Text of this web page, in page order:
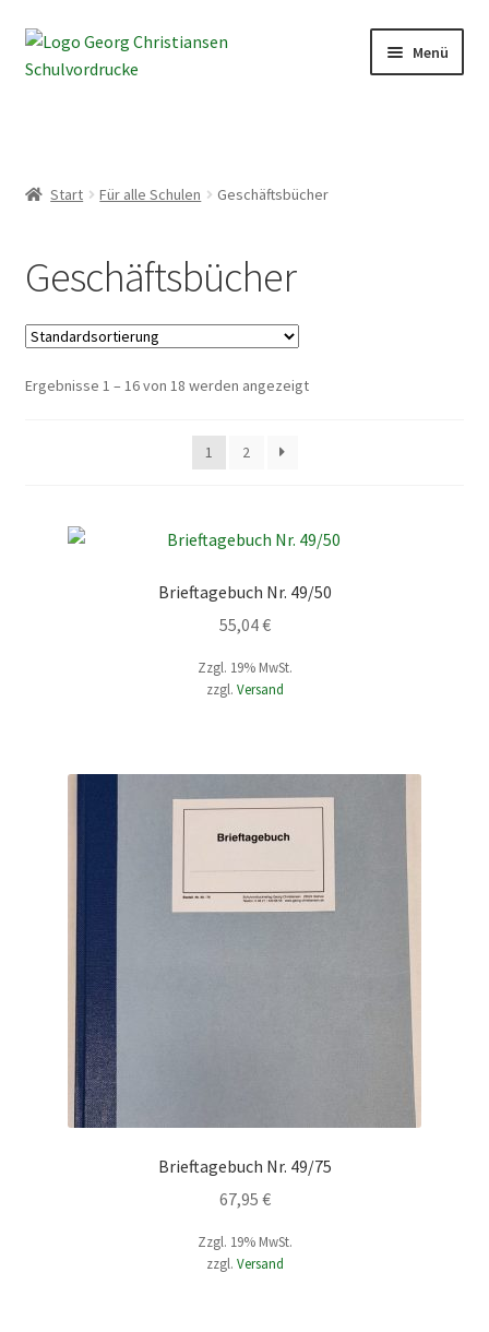
Zur
Navigation
Zum
Inhalt
Menü
Kontakt
Start Für alle Schulen Geschäftsbücher
Geschäftsbücher
Ergebnisse 1 – 16 von 18 werden angezeigt
1 2
Brieftagebuch Nr. 49/50
55,04€
Zzgl. 19% MwSt.
zzgl. Versand
Brieftagebuch Nr. 49/75
67,95 €
Zzgl. 19% MwSt.
zzgl. Versand